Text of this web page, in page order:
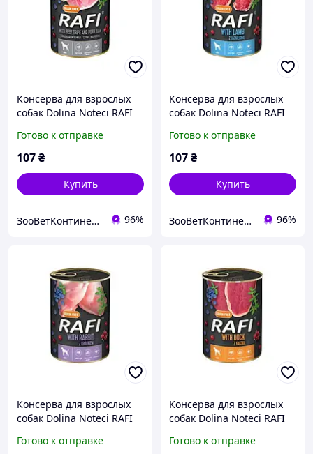
Консерва для взрослых
собак Dolina Noteci RAFI
желудки с ветчиной,
голубика и клюква, 400 г
Готово к отправке
107₴
Купить
ЗооВетКонтинент 96%
Консерва для взрослых
собак Dolina Noteci RAFI
и клюква, 400 г Рафи
Готово к отправке
107₴
Купить
ЗооВетКонтинент 96%
Консерва для взрослых
собак Dolina Noteci RAFI
и клюква, 400 г Рафи
Готово к отправке
Консерва для взрослых
собак Dolina Noteci RAFI
клюква, 400 г Рафи
Готово к отправке